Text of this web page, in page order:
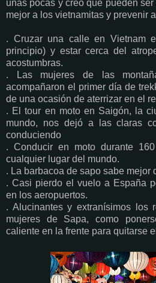
unas pocas y creo que pueden
mejor a los vietnamitas y prevenir
. Cruzar una calle en Vietnam
principio) y estar cerca del
acostumbras.
. Las mujeres de las
acompañaron el primer día de
de una ocasión de aterrizar en el
. El tour en moto en Saigón, la
mundo, nos dejó a las claras
conduciendo
. Conducir en moto durante
cualquier lugar del mundo.
. La barbacoa de sapo sabe mejor
. Casi pierdo el vuelo a España
en los aeropuertos.
. Alucinantes y extranísimos los
mujeres de Sapa, como
caliente en la frente para quitarse